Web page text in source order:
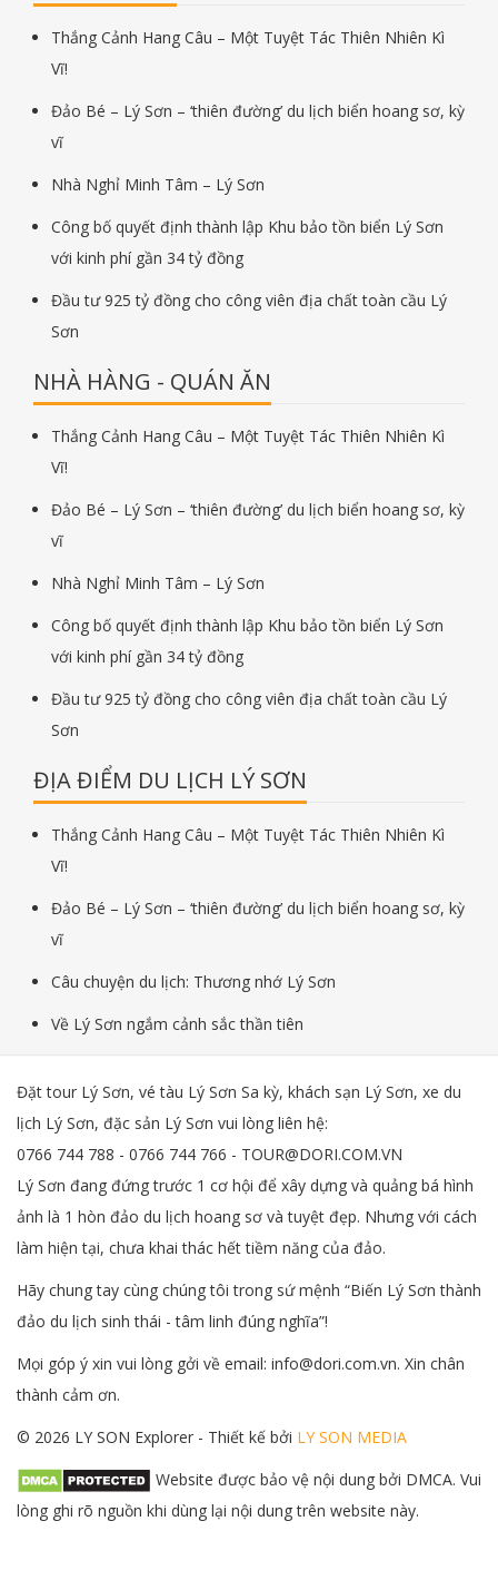
Thắng Cảnh Hang Câu – Một Tuyệt Tác Thiên Nhiên Kì
Vĩ!
Đảo Bé – Lý Sơn – ‘thiên đường’ du lịch biển hoang sơ, kỳ
vĩ
Nhà Nghỉ Minh Tâm – Lý Sơn
Công bố quyết định thành lập Khu bảo tồn biển Lý Sơn
với kinh phí gần 34 tỷ đồng
Đầu tư 925 tỷ đồng cho công viên địa chất toàn cầu Lý
Sơn
NHÀ HÀNG - QUÁN ĂN
Thắng Cảnh Hang Câu – Một Tuyệt Tác Thiên Nhiên Kì
Vĩ!
Đảo Bé – Lý Sơn – ‘thiên đường’ du lịch biển hoang sơ, kỳ
vĩ
Nhà Nghỉ Minh Tâm – Lý Sơn
Công bố quyết định thành lập Khu bảo tồn biển Lý Sơn
với kinh phí gần 34 tỷ đồng
Đầu tư 925 tỷ đồng cho công viên địa chất toàn cầu Lý
Sơn
ĐỊA ĐIỂM DU LỊCH LÝ SƠN
Thắng Cảnh Hang Câu – Một Tuyệt Tác Thiên Nhiên Kì
Vĩ!
Đảo Bé – Lý Sơn – ‘thiên đường’ du lịch biển hoang sơ, kỳ
vĩ
Câu chuyện du lịch: Thương nhớ Lý Sơn
Về Lý Sơn ngắm cảnh sắc thần tiên
Đặt tour Lý Sơn, vé tàu Lý Sơn Sa kỳ, khách sạn Lý Sơn, xe du
lịch Lý Sơn, đặc sản Lý Sơn vui lòng liên hệ:
0766 744 788 - 0766 744 766 - TOUR@DORI.COM.VN
Lý Sơn đang đứng trước 1 cơ hội để xây dựng và quảng bá hình
ảnh là 1 hòn đảo du lịch hoang sơ và tuyệt đẹp. Nhưng với cách
làm hiện tại, chưa khai thác hết tiềm năng của đảo.
Hãy chung tay cùng chúng tôi trong sứ mệnh “Biến Lý Sơn thành
đảo du lịch sinh thái - tâm linh đúng nghĩa”!
Mọi góp ý xin vui lòng gởi về email: info@dori.com.vn. Xin chân
thành cảm ơn.
© 2026 LY SON Explorer - Thiết kế bởi LY SON MEDIA
Website được bảo vệ nội dung bởi DMCA. Vui
lòng ghi rõ nguồn khi dùng lại nội dung trên website này.